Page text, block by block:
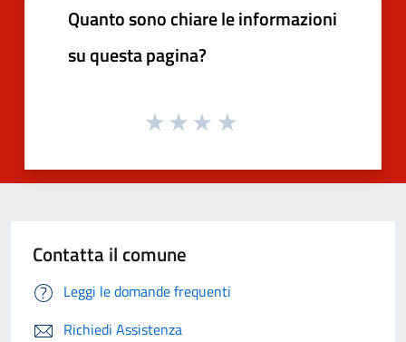
Quanto sono chiare le informazioni
su questa pagina?
Contatta il comune
Leggi le domande frequenti
Richiedi Assistenza